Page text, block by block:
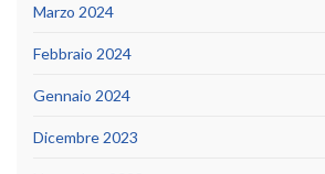
Marzo 2024
Febbraio 2024
Gennaio 2024
Dicembre 2023